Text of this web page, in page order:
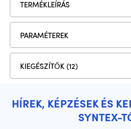
TERMÉKLEÍRÁS
PARAMÉTEREK
KIEGÉSZÍTŐK (12)
HÍREK, KÉPZÉSEK ÉS
SYNTEX-